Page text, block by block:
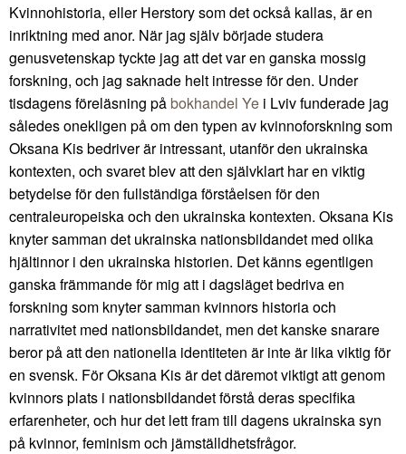
Kvinnohistoria, eller Herstory som det också kallas, är en
inriktning med anor. När jag själv började studera
genusvetenskap tyckte jag att det var en ganska mossig
forskning, och jag saknade helt intresse för den. Under
tisdagens föreläsning påbokhandel Ye i Lviv funderade jag
således onekligen på om den typen av kvinnoforskning som
Oksana Kis bedriver är intressant, utanför den ukrainska
kontexten, och svaret blev att den självklart har en viktig
betydelse för den fullständiga förståelsen för den
centraleuropeiska och den ukrainska kontexten. Oksana Kis
knyter samman det ukrainska nationsbildandet med olika
hjältinnor i den ukrainska historien. Det känns egentligen
ganska främmande för mig att i dagsläget bedriva en
forskning som knyter samman kvinnors historia och
narrativitet med nationsbildandet, men det kanske snarare
beror på att den nationella identiteten är inte är lika viktig för
en svensk. För Oksana Kis är det däremot viktigt att genom
kvinnors plats i nationsbildandet förstå deras specifika
erfarenheter, och hur det lett fram till dagens ukrainska syn
på kvinnor, feminism och jämställdhetsfrågor.